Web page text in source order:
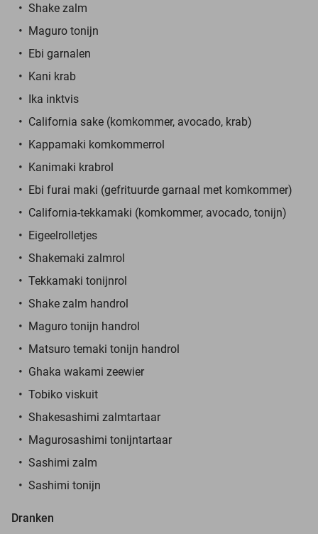
Shake zalm
Maguro tonijn
Ebi garnalen
Kani krab
Ika inktvis
California sake (komkommer, avocado, krab)
Kappamaki komkommerrol
Kanimaki krabrol
Ebi furai maki (gefrituurde garnaal met komkommer)
California-tekkamaki (komkommer, avocado, tonijn)
Eigeelrolletjes
Shakemaki zalmrol
Tekkamaki tonijnrol
Shake zalm handrol
Maguro tonijn handrol
Matsuro temaki tonijn handrol
Ghaka wakami zeewier
Tobiko viskuit
Shakesashimi zalmtartaar
Magurosashimi tonijntartaar
Sashimi zalm
Sashimi tonijn
Dranken